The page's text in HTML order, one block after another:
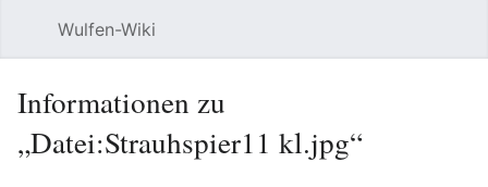
Wulfen-Wiki
Informationen zu
„Datei:Strauhspier11 kl.jpg“